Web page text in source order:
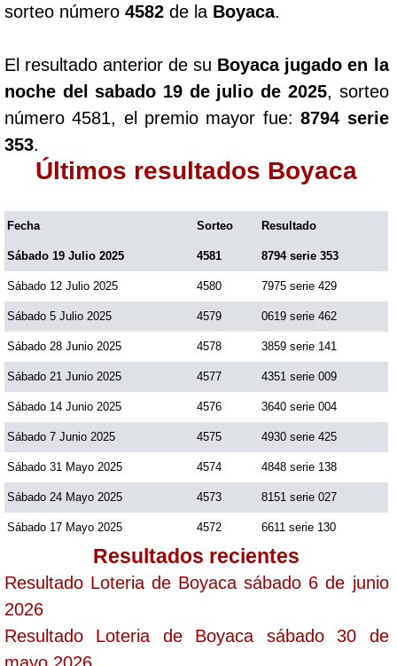
sorteo número 4582 de la Boyaca.
El resultado anterior de su Boyaca jugado en la
noche del sabado 19 de julio de 2025, sorteo
número 4581, el premio mayor fue:8794 serie
353.
Últimos resultados Boyaca
Fecha Sorteo Resultado
Sábado 19 Julio 2025 4581 8794 serie 353
Sábado 12 Julio 2025 4580 7975 serie 429
Sábado 5 Julio 2025 4579 0619 serie 462
Sábado 28 Junio 2025 4578 3859 serie 141
Sábado 21 Junio 2025 4577 4351 serie 009
Sábado 14 Junio 2025 4576 3640 serie 004
Sábado 7 Junio 2025 4575 4930 serie 425
Sábado 31 Mayo 2025 4574 4848 serie 138
Sábado 24 Mayo 2025 4573 8151 serie 027
Sábado 17 Mayo 2025 4572 6611 serie 130
Resultados recientes
Resultado Loteria de Boyaca sábado 6 de junio
2026
Resultado Loteria de Boyaca sábado 30 de